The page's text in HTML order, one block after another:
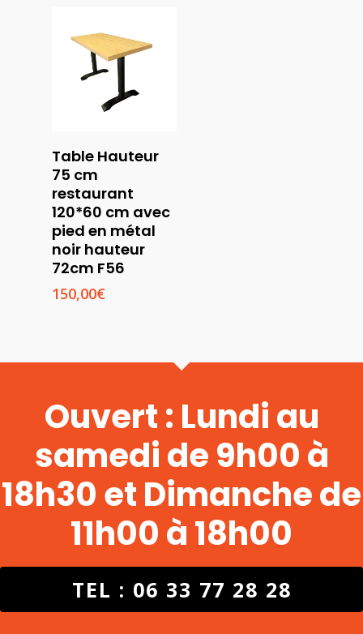
Table Hauteur
75 cm
restaurant
120*60 cm avec
pied en métal
noir hauteur
72cm F56
150,00€
Ouvert : Lundi au
samedi de 9h00 à
18h30 et Dimanche de
11h00 à 18h00
TEL : 06 33 77 28 28